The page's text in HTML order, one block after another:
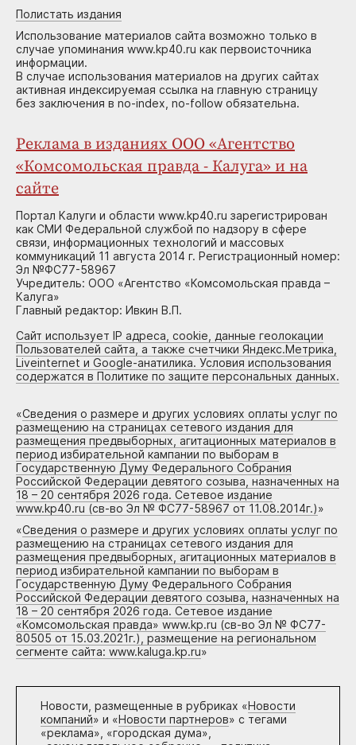
Полистать издания
Использование материалов сайта возможно только в
случае упоминания www.kp40.ru как первоисточника
информации.
В случае использования материалов на других сайтах
активная индексируемая ссылка на главную страницу
без заключения в no-index, no-follow обязательна.
Реклама в изданиях ООО «Агентство
«Комсомольская правда - Калуга» и на
сайте
Портал Калуги и области www.kp40.ru зарегистрирован
как СМИ Федеральной службой по надзору в сфере
связи, информационных технологий и массовых
коммуникаций 11 августа 2014 г. Регистрационный номер:
Эл №ФС77-58967
Учредитель: ООО «Агентство «Комсомольская правда –
Калуга»
Главный редактор: Ивкин В.П.
Сайт использует IP адреса, cookie, данные геолокации
Пользователей сайта, а также счетчики Яндекс.Метрика,
Liveinternet и Google-анатилика. Условия использования
содержатся в Политике по защите персональных данных.
«Сведения о размере и других условиях оплаты услуг по
размещению на страницах сетевого издания для
размещения предвыборных, агитационных материалов в
период избирательной кампании по выборам в
Государственную Думу Федерального Собрания
Российской Федерации девятого созыва, назначенных на
18 – 20 сентября 2026 года. Сетевое издание
www.kp40.ru (св-во Эл № ФС77-58967 от 11.08.2014г.)»
«Сведения о размере и других условиях оплаты услуг по
размещению на страницах сетевого издания для
размещения предвыборных, агитационных материалов в
период избирательной кампании по выборам в
Государственную Думу Федерального Собрания
Российской Федерации девятого созыва, назначенных на
18 – 20 сентября 2026 года. Сетевое издание
«Комсомольская правда» www.kp.ru (св-во Эл № ФС77-
80505 от 15.03.2021г.), размещение на региональном
сегменте сайта: www.kaluga.kp.ru»
Новости, размещенные в рубриках «Новости
компаний» и «Новости партнеров» с тегами
«реклама», «городская дума»,